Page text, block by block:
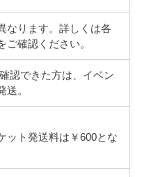
なります。詳しくは各
ご確認ください。
認できた方は、イベン
送。
ット発送料は￥600とな